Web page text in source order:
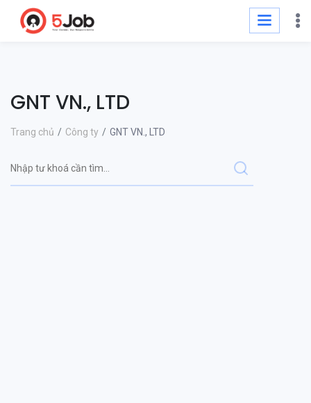
GNT VN., LTD
Trang chủ Công ty GNT VN., LTD